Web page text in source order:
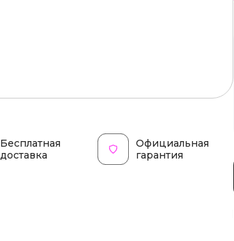
Бесплатная
доставка
Официальная
гарантия